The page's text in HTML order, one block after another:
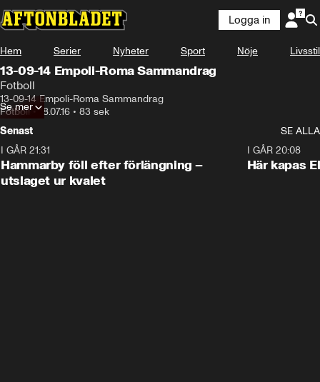
Logga in
Hem Serier Nyheter Sport Nöje Livsstil
13-09-14 Empoli-Roma Sammandrag
Fotboll
13-09-14 Empoli-Roma Sammandrag
Fotboll•18.07.16 • 83 sek
Se mer
Senast
SE ALLA
I GÅR 21:31
Hammarby föll efter förlängning –
utslaget ur kvalet
I GÅR 20:08
Här kapas